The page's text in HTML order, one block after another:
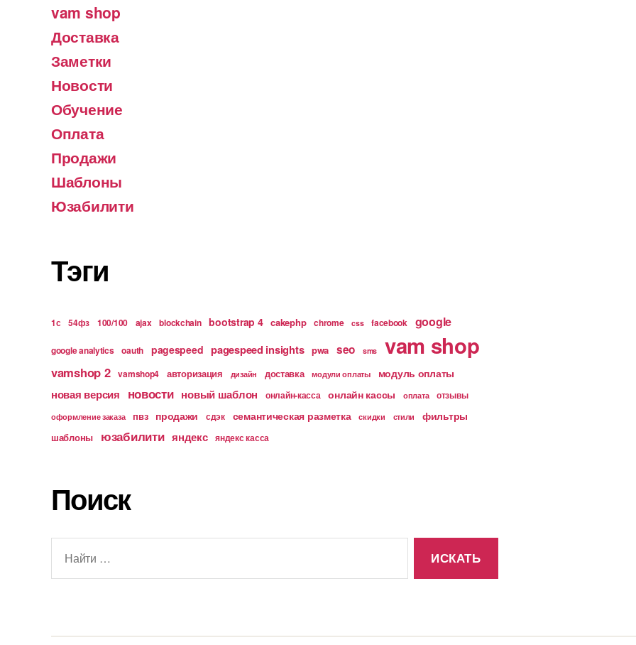
vam shop
Доставка
Заметки
Новости
Обучение
Оплата
Продажи
Шаблоны
Юзабилити
Тэги
1с 54фз 100/100 ajax blockchain bootstrap 4 cakephp chrome css facebook google
google analytics oauth pagespeed pagespeed insights pwa seo sms vam shop
vamshop 2 vamshop4 авторизация дизайн доставка модули оплаты модуль оплаты
новая версия новости новый шаблон онлайн-касса онлайн кассы оплата отзывы
оформление заказа пвз продажи сдэк семантическая разметка скидки стили фильтры
шаблоны юзабилити яндекс яндекс касса
Поиск